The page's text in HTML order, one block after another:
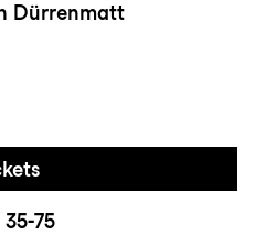
Dürrenmatt
75